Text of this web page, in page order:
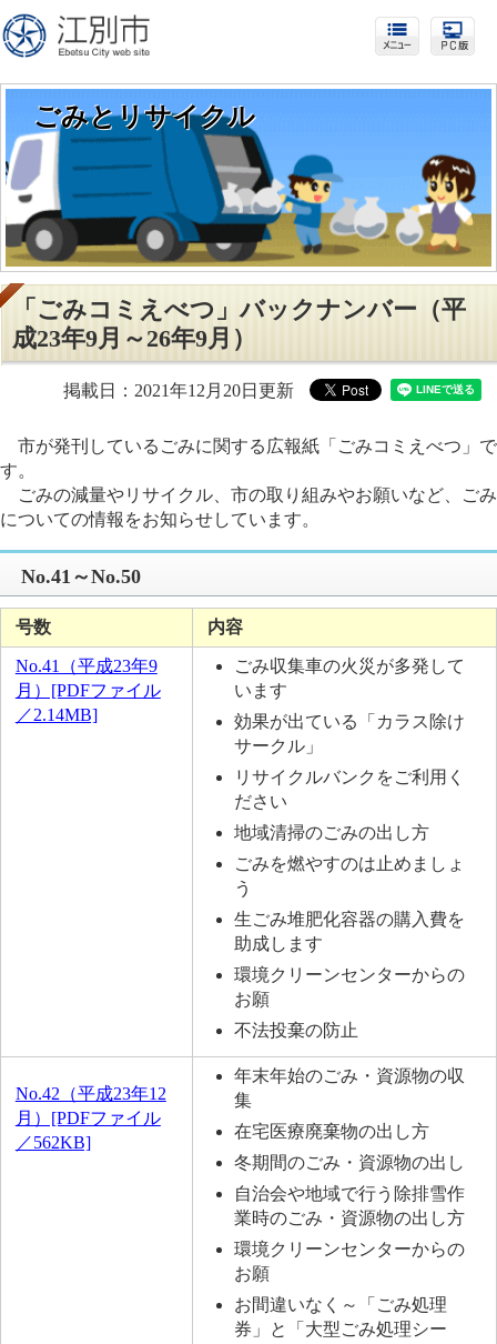
ごみとリサイクル
「ごみコミえべつ」バックナンバー（平
成23年9月～26年9月）
掲載日：2021年12月20日更新
市が発刊しているごみに関する広報紙「ごみコミえべつ」で
す。
ごみの減量やリサイクル、市の取り組みやお願いなど、ごみ
についての情報をお知らせしています。
No.41～No.50
号数 内容
No.41（平成23年9
月）[PDFファイル
／2.14MB]
ごみ収集車の火災が多発して
います
効果が出ている「カラス除け
サークル」
リサイクルバンクをご利用く
ださい
地域清掃のごみの出し方
ごみを燃やすのは止めましょ
う
生ごみ堆肥化容器の購入費を
助成します
環境クリーンセンターからの
お願
不法投棄の防止
No.42（平成23年12
月）[PDFファイル
／562KB]
年末年始のごみ・資源物の収
集
在宅医療廃棄物の出し方
冬期間のごみ・資源物の出し
自治会や地域で行う除排雪作
業時のごみ・資源物の出し方
環境クリーンセンターからの
お願
お間違いなく～「ごみ処理
券」と「大型ごみ処理シー